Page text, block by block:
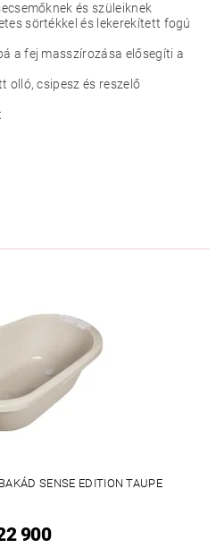
és szüleiknek
sörtékkel és lekerekített fogú
a fej masszírozása elősegíti a
olló, csipesz és reszelő
SENSE EDITION TAUPE
900